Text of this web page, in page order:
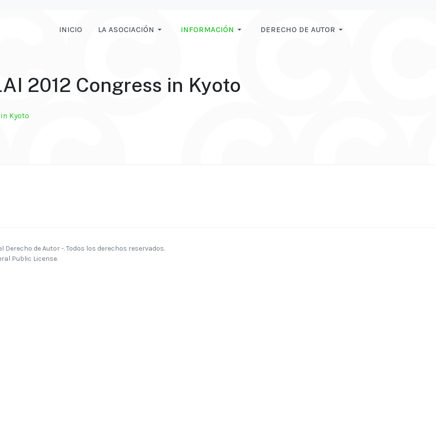
INICIO LA ASOCIACIÓN INFORMACIÓN DERECHO DE AUTOR
2012 Congress in Kyoto
Derecho de Autor -. Todos los derechos reservados.
Public License.